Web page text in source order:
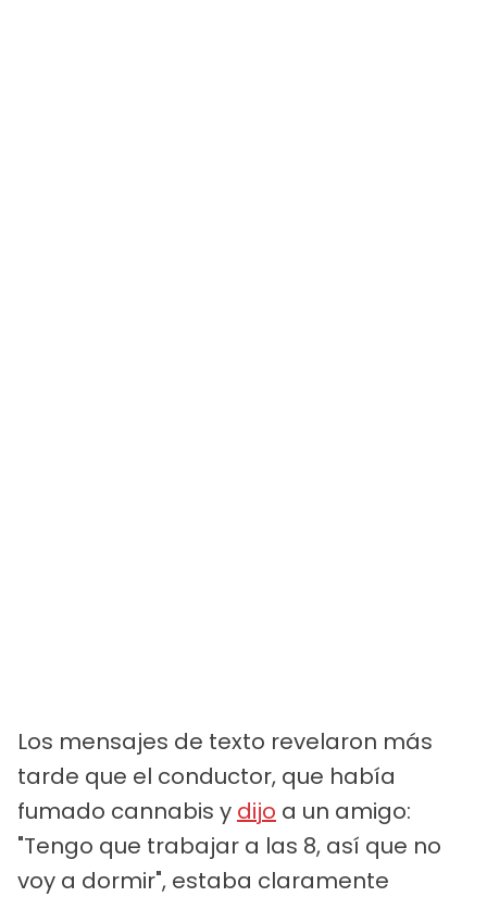
Los mensajes de texto revelaron más
tarde que el conductor, que había
fumado cannabis y dijo a un amigo:
"Tengo que trabajar a las 8, así que no
voy a dormir", estaba claramente